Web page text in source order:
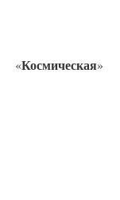
«Космическая»